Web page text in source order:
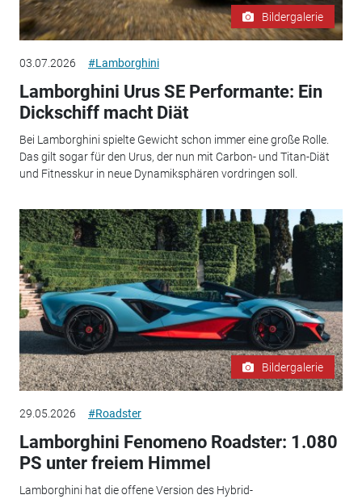
Bildergalerie
03.07.2026 #Lamborghini
Lamborghini Urus SE Performante: Ein
Dickschiff macht Diät
Bei Lamborghini spielte Gewicht schon immer eine große Rolle.
Das gilt sogar für den Urus, der nun mit Carbon- und Titan-Diät
und Fitnesskur in neue Dynamiksphären vordringen soll.
Bildergalerie
29.05.2026 #Roadster
Lamborghini Fenomeno Roadster: 1.080
PS unter freiem Himmel
Lamborghini hat die offene Version des Hybrid-